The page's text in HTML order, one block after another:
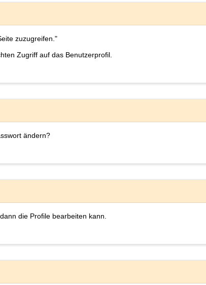
zuzugreifen."
Zugriff auf das Benutzerprofil.
ändern?
die Profile bearbeiten kann.